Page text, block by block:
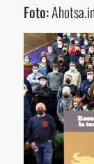
Foto: